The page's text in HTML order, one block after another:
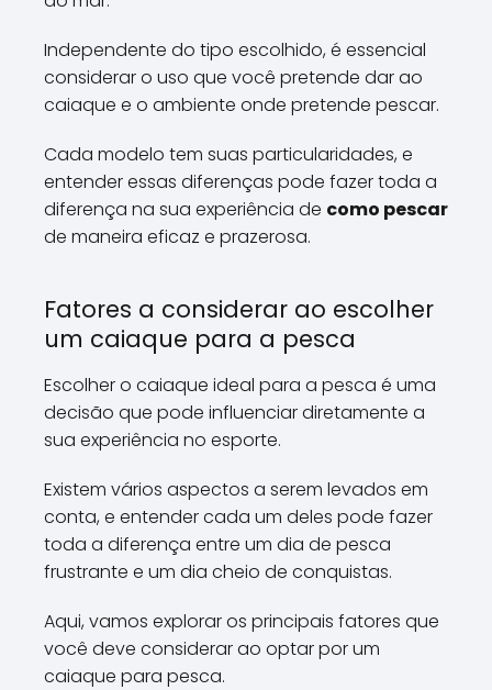
Independente do tipo escolhido, é essencial
considerar o uso que você pretende dar ao
caiaque e o ambiente onde pretende pescar.
Cada modelo tem suas particularidades, e
entender essas diferenças pode fazer toda a
diferença na sua experiência de como pescar
de maneira eficaz e prazerosa.
Fatores a considerar ao escolher
um caiaque para a pesca
Escolher o caiaque ideal para a pesca é uma
decisão que pode influenciar diretamente a
sua experiência no esporte.
Existem vários aspectos a serem levados em
conta, e entender cada um deles pode fazer
toda a diferença entre um dia de pesca
frustrante e um dia cheio de conquistas.
Aqui, vamos explorar os principais fatores que
você deve considerar ao optar por um
caiaque para pesca.